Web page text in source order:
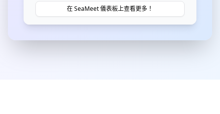
我們最大的客戶剛才說，如果我們在周五前
不修復整合問題，他們將把整個 50,000 名員
工的推廣計畫轉移到 Microsoft Teams
[緊急] – 420 萬美元的交易面臨風險 - 需在周五前
在 SeaMeet 儀表板上查看更多！